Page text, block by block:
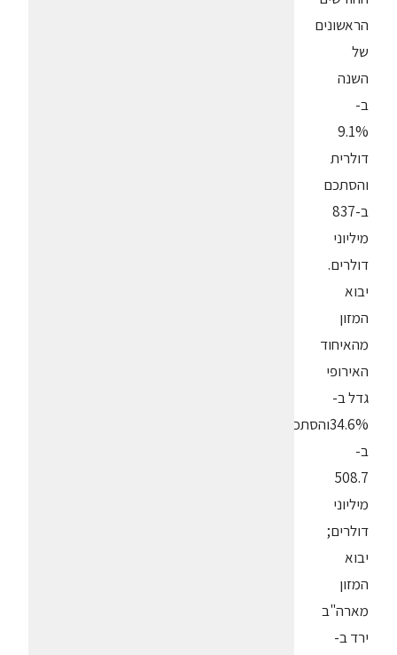
הראשונים
של
השנה
ב-
9.1%
דולרית
והסתכם
ב-837
מיליוני
דולרים.
יבוא
המזון
מהאיחוד
האירופי
גדל ב-
34.6%והסתכם
ב-
508.7
מיליוני
דולרים;
יבוא
המזון
מארה"ב
ירד ב-